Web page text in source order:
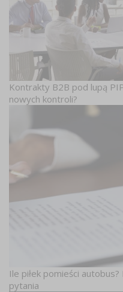
Kontrakty B2B pod lupą
nowych kontroli?
Ile piłek pomieści
pytania